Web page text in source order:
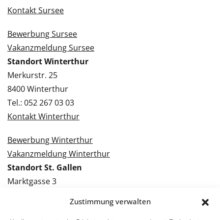
Zustimmung verwalten
Kontakt Sursee
Bewerbung Sursee
Vakanzmeldung Sursee
Standort Winterthur
Merkurstr. 25
8400 Winterthur
Tel.: 052 267 03 03
Kontakt Winterthur
Bewerbung Winterthur
Vakanzmeldung Winterthur
Standort St. Gallen
Marktgasse 3